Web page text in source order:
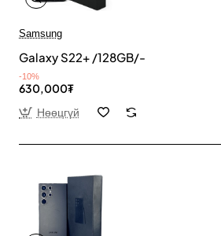
Samsung
Galaxy S22+ /128GB/-
-10%
630,000₮
Нөөцгүй